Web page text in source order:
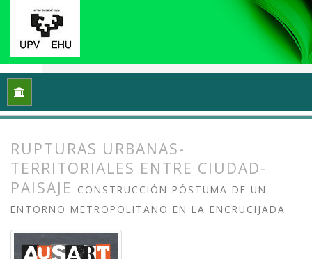
Inicio
RUPTURAS URBANAS-
TERRITORIALES ENTRE CIUDAD-
PAISAJE CONSTRUCCIÓN PÓSTUMA DE UN
ENTORNO METROPOLITANO EN LA ENCRUCIJADA